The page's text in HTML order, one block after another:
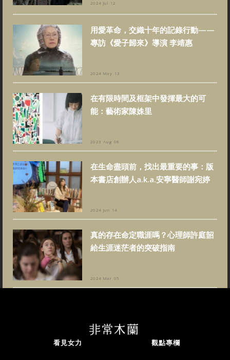
2024 Jul 12
用愛革命，交織十年的記錄行動——
專訪《愛子歸來》導演 李靖惠
2024 May 13
在有限時間及框架中發揮最大的可
能：藝術家陳姝里
2023 Aug 08
在生命盡頭前，找出最重要的事：版
本書店創辦人a.k.a.安寧醫師謝宛婷
2024 Jun 14
真的存在命定職涯嗎？心理師許庭韶
給生涯迷茫者的突破指南
2024 Mar 05
看見女力 觀點專欄